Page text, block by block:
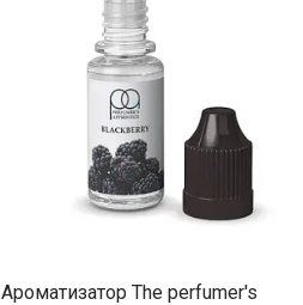
Ароматизатор The perfumer's